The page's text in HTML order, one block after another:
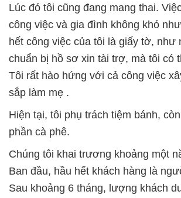
Lúc đó tôi cũng đang mang thai.
công việc và gia đình không khó
hết công việc của tôi là giấy tờ, như
chuẩn bị hồ sơ xin tài trợ, mà tôi có
Tôi rất hào hứng với cả công việc
sắp làm mẹ .
Hiện tại, tôi phụ trách tiệm bánh,
phần cà phê.
Chúng tôi khai trương khoảng một
Ban đầu, hầu hết khách hàng là
Sau khoảng 6 tháng, lượng khách